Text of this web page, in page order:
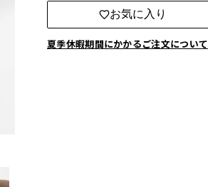
お気に入り
夏季休暇期間にかかるご注文について